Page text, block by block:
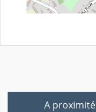
A proximité